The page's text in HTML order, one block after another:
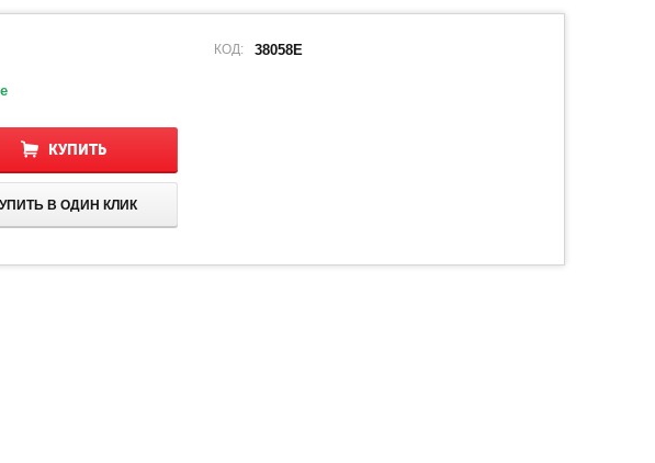
КУПИТЬ
В ОДИН КЛИК
КОД: 38058E